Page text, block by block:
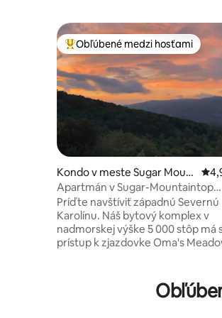
Najobľúbenejšie medzi hosťami
Obľúbené medzi hosťami
Kondo v meste Sugar Moun
tain
Apartmán v Sugar-Mountaintop
Breezes.
Príďte navštíviť západnú Severnú
Karolínu. Náš bytový komplex v
nadmorskej výške 5 000 stôp má
prístup k zjazdovke Oma's
štátneho parku Grandfather
Naša efektívna jednotka je